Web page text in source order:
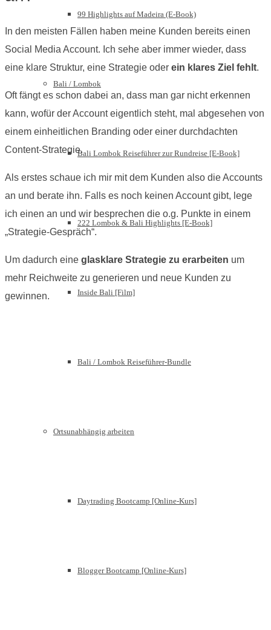
99 Highlights auf Madeira (E-Book)
Bali / Lombok
Bali Lombok Reiseführer zur Rundreise [E-Book]
222 Lombok & Bali Highlights [E-Book]
Inside Bali [Film]
Bali / Lombok Reiseführer-Bundle
Ortsunabhängig arbeiten
Daytrading Bootcamp [Online-Kurs]
Blogger Bootcamp [Online-Kurs]
In den meisten Fällen haben meine Kunden bereits einen
Social Media Account. Ich sehe aber immer wieder, dass
eine klare Struktur, eine Strategie oder ein klares Ziel fehlt.
Oft fängt es schon dabei an, dass man gar nicht erkennen
kann, wofür der Account eigentlich steht, mal abgesehen von
einem einheitlichen Branding oder einer durchdachten
Content-Strategie.
Als erstes schaue ich mir mit dem Kunden also die Accounts
an und berate ihn. Falls es noch keinen Account gibt, lege
ich einen an und wir besprechen die o.g. Punkte in einem
„Strategie-Gespräch“.
Um dadurch eine glasklare Strategie zu erarbeiten um
mehr Reichweite zu generieren und neue Kunden zu
gewinnen.